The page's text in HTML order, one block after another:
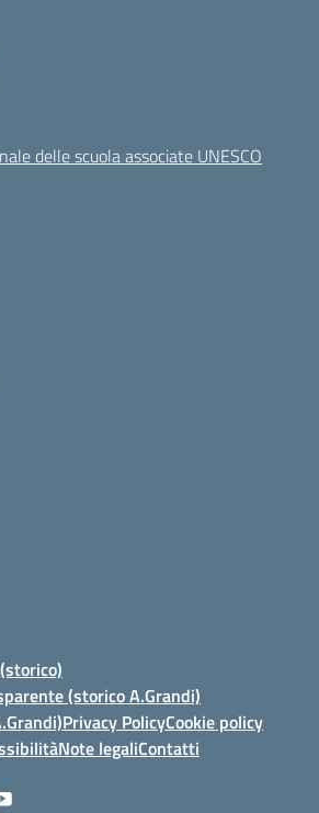
delle scuola associate UNESCO
(storico A.Grandi)
Privacy PolicyCookie policy
Note legaliContatti